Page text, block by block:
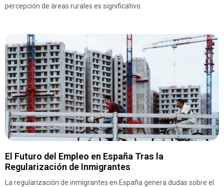
percepción de áreas rurales es significativo.
El Futuro del Empleo en España Tras la
Regularización de Inmigrantes
La regularización de inmigrantes en España genera dudas sobre el